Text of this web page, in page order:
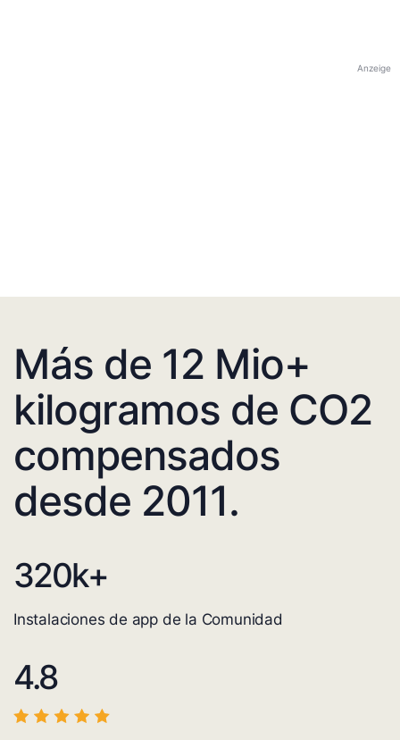
Anzeige
Más de 12 Mio+
kilogramos de CO2
compensados
desde 2011.
320k+
Instalaciones de app de la Comunidad
4.8